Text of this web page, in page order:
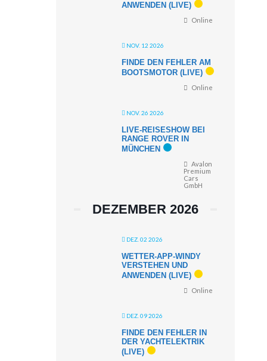
ANWENDEN (LIVE)
Online
NOV. 12 2026
FINDE DEN FEHLER AM
BOOTSMOTOR (LIVE)
Online
NOV. 26 2026
LIVE-REISESHOW BEI
RANGE ROVER IN
MÜNCHEN
Avalon
Premium
Cars
GmbH
DEZEMBER 2026
DEZ. 02 2026
WETTER-APP-WINDY
VERSTEHEN UND
ANWENDEN (LIVE)
Online
DEZ. 09 2026
FINDE DEN FEHLER IN
DER YACHTELEKTRIK
(LIVE)